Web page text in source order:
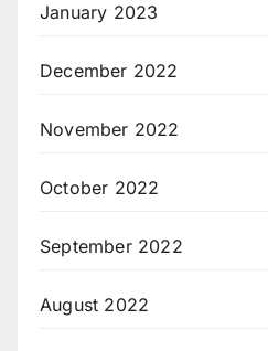
January 2023
December 2022
November 2022
October 2022
September 2022
August 2022